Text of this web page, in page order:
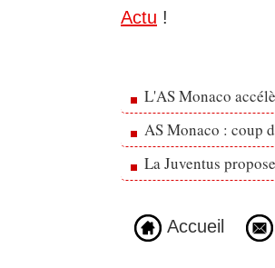
Actu !
L'AS Monaco
AS Monaco : coup
La Juventus
Accueil